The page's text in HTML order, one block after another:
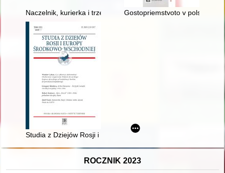
Naczelnik, kurierka i trzej powstańcy : pamiętniki z powstania
Gostopriemstvoto v polskata i
Studia z Dziejów Rosji i Europy Środkowo-Wschodniej. T. 57,
ROCZNIK 2023